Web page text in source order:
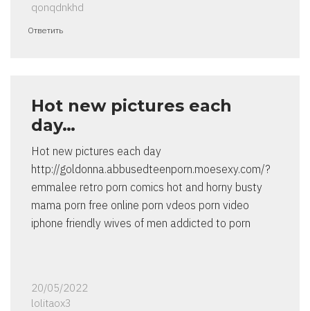
qonqdnkhd
Ответить
Hot new pictures each
day…
Hot new pictures each day
http://goldonna.abbusedteenporn.moesexy.com/?
emmalee retro porn comics hot and horny busty
mama porn free online porn vdeos porn video
iphone friendly wives of men addicted to porn
20/05/2022
lolitaox3